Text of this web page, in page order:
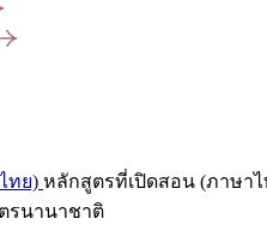
ทย) หลักสูตรที่เปิดสอน (ภาษาไ
รนานาชาติ